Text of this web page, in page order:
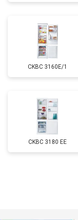
Заказать
Заказать
Заказать
Заказать
CKBC 3160E/1
CKBC 3180 EE